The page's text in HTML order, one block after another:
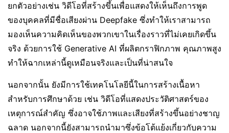
ยกตัวอย่างเช่น วิดีโอที่สร้างขึ้นเพื่อแสดงให้เห็นถึงการพูด
ของบุคคลที่มีชื่อเสียงผ่าน Deepfake ซึ่งทำให้เราสามารถ
มองเห็นความคิดเห็นของพวกเขาในเรื่องราวที่ไม่เคยเกิดขึ้น
จริง ด้วยการใช้ Generative AI ที่ผลิตกราฟิกภาพ คุณภาพสูง
ทำให้ฉากเหล่านี้ดูเหมือนจริงและเป็นที่น่าสนใจ
นอกจากนั้น ยังมีการใช้เทคโนโลยีนี้ในการสร้างเนื้อหา
สำหรับการศึกษาด้วย เช่น วิดีโอที่แสดงประวัติศาสตร์ของ
เหตุการณ์สำคัญ ซึ่งอาจใช้ภาพและเสียงที่สร้างขึ้นอย่างชาญ
ฉลาด นอกจากนี้ยังสามารถนำมาซึ่งข้อโต้แย้งเกี่ยวกับความ